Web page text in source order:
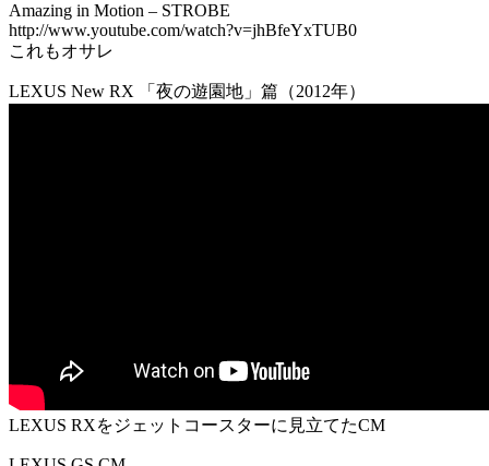
Amazing in Motion – STROBE
http://www.youtube.com/watch?v=jhBfeYxTUB0
これもオサレ
LEXUS New RX 「夜の遊園地」篇（2012年）
LEXUS RXをジェットコースターに見立てたCM